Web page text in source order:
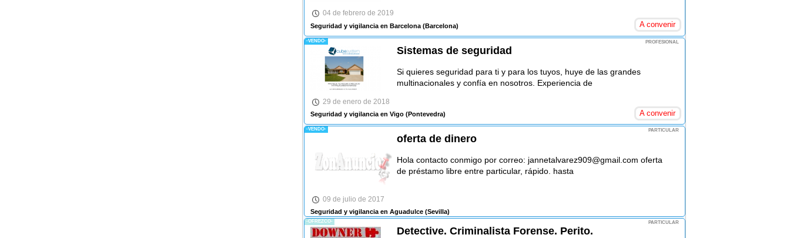
04 de febrero de 2019
Seguridad y vigilancia en Barcelona(Barcelona) A convenir
-VENDO- PROFESIONAL
Sistemas de seguridad
Si quieres seguridad para ti y para los tuyos, huye de las grandes
multinacionales y confía en nosotros. Experiencia de
29 de enero de 2018
Seguridad y vigilancia en Vigo(Pontevedra) A convenir
-VENDO- PARTICULAR
oferta de dinero
Hola contacto conmigo por correo: jannetalvarez909@gmail.com oferta
de préstamo libre entre particular, rápido. hasta
09 de julio de 2017
Seguridad y vigilancia en Aguadulce(Sevilla)
-OFREZCO- PARTICULAR
Detective. Criminalista Forense. Perito.